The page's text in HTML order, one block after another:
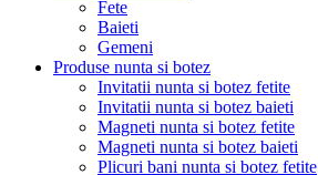
Fete
Baieti
Gemeni
Produse nunta si botez
Invitatii nunta si botez fetite
Invitatii nunta si botez baieti
Magneti nunta si botez fetite
Magneti nunta si botez baieti
Plicuri bani nunta si botez fetite